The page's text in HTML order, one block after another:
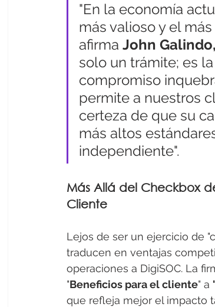
"En la economía
más valioso y el
afirma John
solo un trámite; es
compromiso
permite a nuestros
certeza de que su
más altos
independiente".
Más Allá del Checkbox
Cliente
Lejos de ser un ejercicio de
traducen en ventajas
operaciones a DigiSOC. La
"Beneficios para el cliente" a
que refleja mejor el impacto